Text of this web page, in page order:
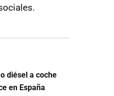
diésel a coche
en España